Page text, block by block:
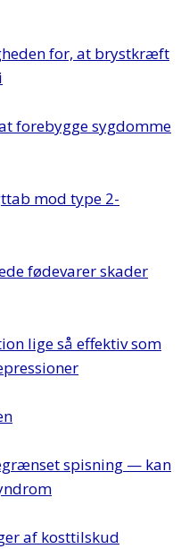
for, at brystkræft
forebygge sygdomme
mod type 2-
fødevarer skader
lige så effektiv som
spisning — kan
af kosttilskud